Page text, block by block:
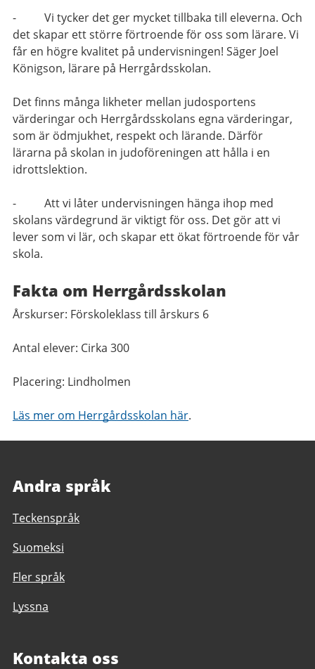
- Vi tycker det ger mycket tillbaka till eleverna. Och
det skapar ett större förtroende för oss som lärare. Vi
får en högre kvalitet på undervisningen! Säger Joel
Königson, lärare på Herrgårdsskolan.
Det finns många likheter mellan judosportens
värderingar och Herrgårdsskolans egna värderingar,
som är ödmjukhet, respekt och lärande. Därför
lärarna på skolan in judoföreningen att hålla i en
idrottslektion.
- Att vi låter undervisningen hänga ihop med
skolans värdegrund är viktigt för oss. Det gör att vi
lever som vi lär, och skapar ett ökat förtroende för vår
skola.
Fakta om Herrgårdsskolan
Årskurser: Förskoleklass till årskurs 6
Antal elever: Cirka 300
Placering: Lindholmen
Läs mer om Herrgårdsskolan här.
Andra språk
Teckenspråk
Suomeksi
Fler språk
Lyssna
Kontakta oss